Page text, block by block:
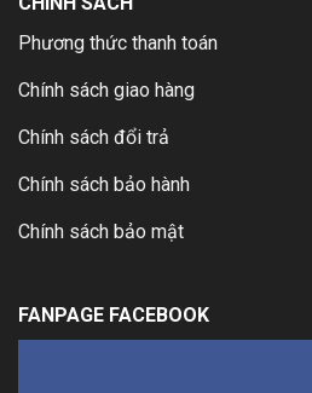
Phương thức thanh toán
Chính sách giao hàng
Chính sách đổi trả
Chính sách bảo hành
Chính sách bảo mật
FANPAGE FACEBOOK